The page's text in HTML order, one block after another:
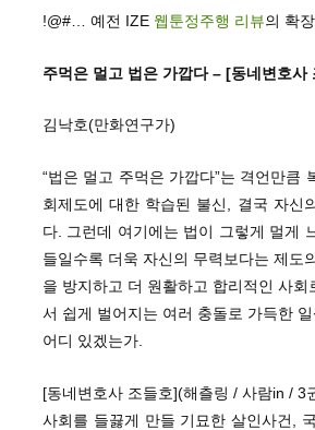
!@#… 예전 IZE 웹툰정주행 리뷰의 확
주먹은 멀고 법은 가깝다 – [동네변호사
김낙호(만화연구가)
“법은 멀고 주먹은 가깝다”는 격언만큼
회제도에 대한 학습된 불신, 결국 자신
다. 그런데 여기에는 법이 그렇게 멀게
들일수록 더욱 자신의 무력보다는 제도
을 방지하고 더 원활하고 합리적인 사
서 쉽게 벌어지는 여러 충돌로 가득한
어디 있겠는가.
[동네변호사 조들호](해츨링 / 사람in /
사회를 들끓게 만들 기묘한 살인사건,